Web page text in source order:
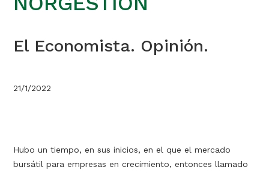
El Economista. Opinión.
21/1/2022
Hubo un tiempo, en sus inicios, en el que el mercado
bursátil para empresas en crecimiento, entonces llamado